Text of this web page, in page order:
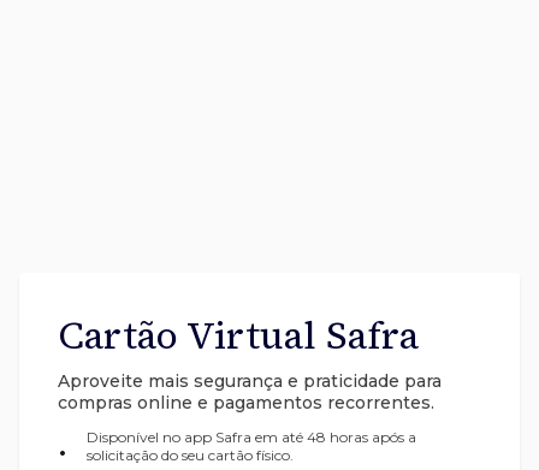
Cartão Virtual Safra
Aproveite mais segurança e praticidade para
compras online e pagamentos recorrentes.
•
Disponível no app Safra em até 48 horas após a
solicitação do seu cartão físico.